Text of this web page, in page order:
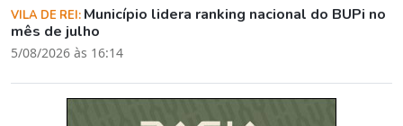
VILA DE REI: Município lidera ranking nacional do BUPi no
mês de julho
5/08/2026 às 16:14